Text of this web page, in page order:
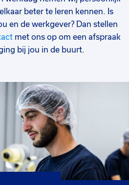
beter te leren kennen. Is
en de werkgever? Dan stellen
met ons op om een afspraak
bij jou in de buurt.